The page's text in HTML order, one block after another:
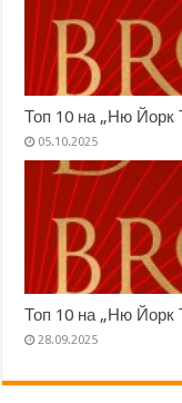
Топ 10 на „Ню Йорк
05.10.2025
Топ 10 на „Ню Йорк
28.09.2025